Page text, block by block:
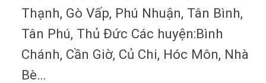
Thạnh, Gò Vấp, Phú Nhuận, Tân Bình,
Tân Phú, Thủ Đức Các huyện:Bình
Chánh, Cần Giờ, Củ Chi, Hóc Môn, Nhà
Bè…